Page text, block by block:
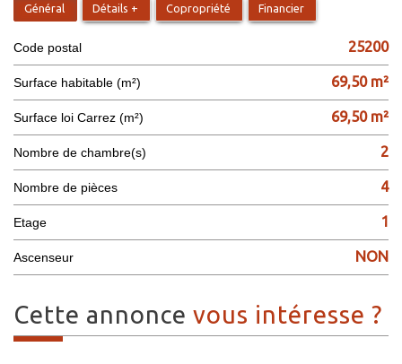
Général Détails + Copropriété Financier
Code postal 25200
Surface habitable (m²) 69,50 m²
Surface loi Carrez (m²) 69,50 m²
Nombre de chambre(s) 2
Nombre de pièces 4
Etage 1
Ascenseur NON
cette annonce vous intéresse ?